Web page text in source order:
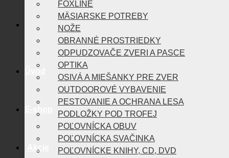
Akcie
FOXLINE
MÄSIARSKE POTREBY
NOŽE
OBRANNÉ PROSTRIEDKY
ODPUDZOVAČE ZVERI A PASCE
OPTIKA
OSIVÁ A MIEŠANKY PRE ZVER
OUTDOOROVÉ VYBAVENIE
PESTOVANIE A OCHRANA LESA
PODLOŽKY POD TROFEJ
POĽOVNÍCKA OBUV
POĽOVNÍCKA SVAČINKA
POĽOVNÍCKE KNIHY, CD, DVD